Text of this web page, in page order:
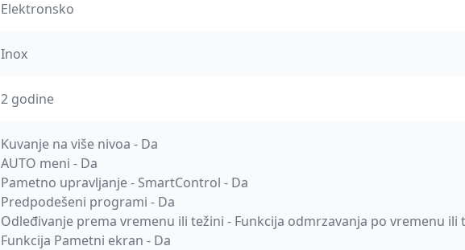
Elektronsko
Inox
2 godine
Kuvanje na više nivoa - Da
AUTO meni - Da
Pametno upravljanje - SmartControl - Da
Predpodešeni programi - Da
Odleđivanje prema vremenu ili težini - Funkcija odmrzavanja po vremenu ili
Funkcija Pametni ekran - Da